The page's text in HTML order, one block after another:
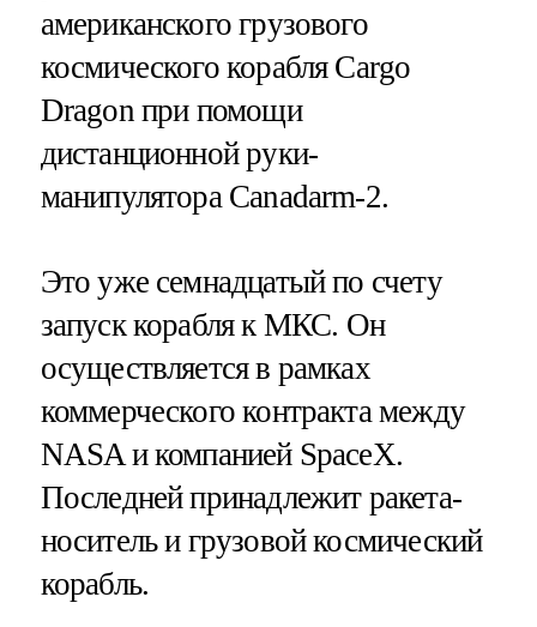
американского грузового
космического корабля Cargo
Dragon при помощи
дистанционной руки-
манипулятора Canadarm-2.
Это уже семнадцатый по счету
запуск корабля к МКС. Он
осуществляется в рамках
коммерческого контракта между
NASA и компанией SpaceX.
Последней принадлежит ракета-
носитель и грузовой космический
корабль.